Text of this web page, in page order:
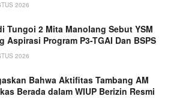
2026
Tungoi 2 Mita Manolang Sebut YSM
Aspirasi Program P3-TGAI Dan BSPS
2026
Bahwa Aktifitas Tambang AM
Berada dalam WIUP Berizin Resmi